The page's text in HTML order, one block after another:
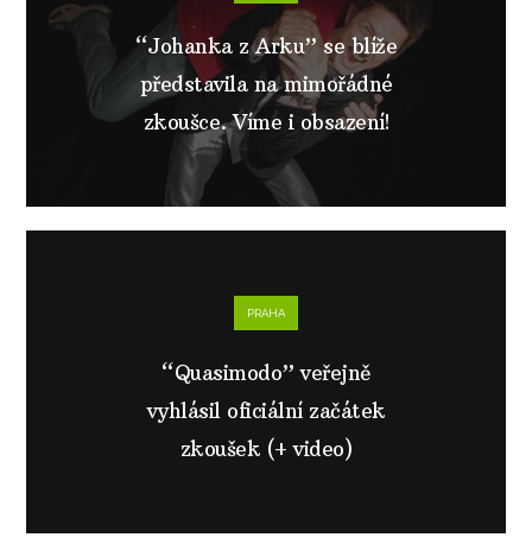
“Johanka z Arku” se blíže
představila na mimořádné
zkoušce. Víme i obsazení!
PRAHA
“Quasimodo” veřejně
vyhlásil oficiální začátek
zkoušek (+ video)